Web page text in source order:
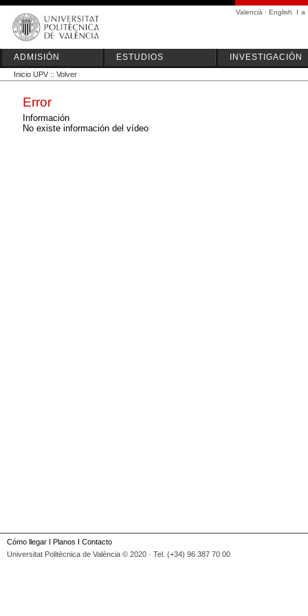
Valencià · English I a
ADMISIÓN ESTUDIOS INVESTIGACIÓN
Inicio UPV :: Volver
Error
Información
No existe información del vídeo
Cómo llegar I Planos I Contacto
Universitat Politècnica de València © 2020 · Tel. (+34) 96 387 70 00